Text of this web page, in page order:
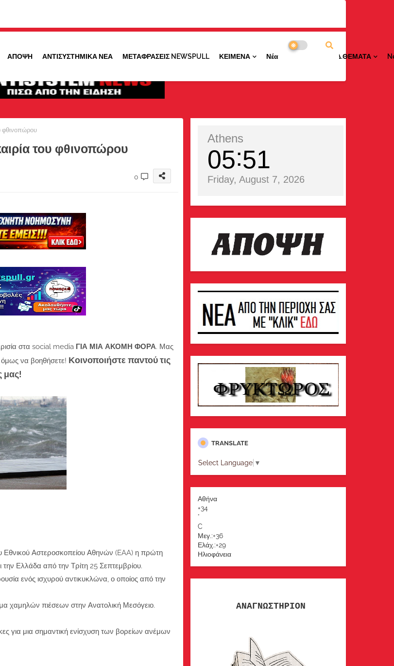
ΑΠΟΨΗ ΑΝΤΙΣΥΣΤΗΜΙΚΑ ΝΕΑ ΜΕΤΑΦΡΑΣΕΙΣ NEWSPULL ΚΕΙΜΕΝΑ ΝέαΠΕΡΙΟΧΩΝ ΕΙΔ.ΘΕΜΑΤΑ
φθινοπώρου
του φθινοπώρου
0
στα social media ΓΙΑ ΜΙΑ ΑΚΟΜΗ ΦΟΡΑ. Μας
όμως να βοηθήσετε! Κοινοποιήστε παντού τις
μας!
Αστεροσκοπείου Αθηνών (EAA) η πρώτη
την Ελλάδα από την Τρίτη 25 Σεπτεμβρίου.
ενός ισχυρού αντικυκλώνα, ο οποίος από την
χαμηλών πιέσεων στην Ανατολική Μεσόγειο.
για μια σημαντική ενίσχυση των βορείων ανέμων
Athens
05 51
Friday, August 7, 2026
TRANSLATE
Select Language ▼
Αθήνα
+34
°
C
Μεγ.:+36
Ελάχ.:+29
Ηλιοφάνεια
ΑΝΑΓΝΩΣΤΗΡΙΟΝ
λαμβάνετε ειδοποιήσεις για σημαντικά θέματά